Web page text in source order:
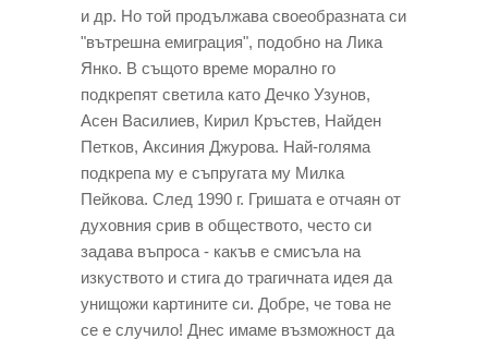
и др. Но той продължава своеобразната си
"вътрешна емиграция", подобно на Лика
Янко. В същото време морално го
подкрепят светила като Дечко Узунов,
Асен Василиев, Кирил Кръстев, Найден
Петков, Аксиния Джурова. Най-голяма
подкрепа му е съпругата му Милка
Пейкова. След 1990 г. Гришата е отчаян от
духовния срив в обществото, често си
задава въпроса - какъв е смисъла на
изкуството и стига до трагичната идея да
унищожи картините си. Добре, че това не
се е случило! Днес имаме възможност да